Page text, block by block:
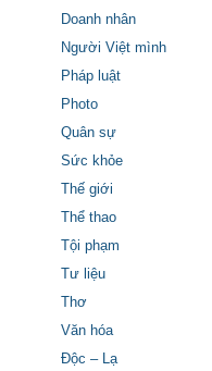
Doanh nhân
Người Việt mình
Pháp luật
Photo
Quân sự
Sức khỏe
Thế giới
Thể thao
Tội phạm
Tư liệu
Thơ
Văn hóa
Độc – Lạ